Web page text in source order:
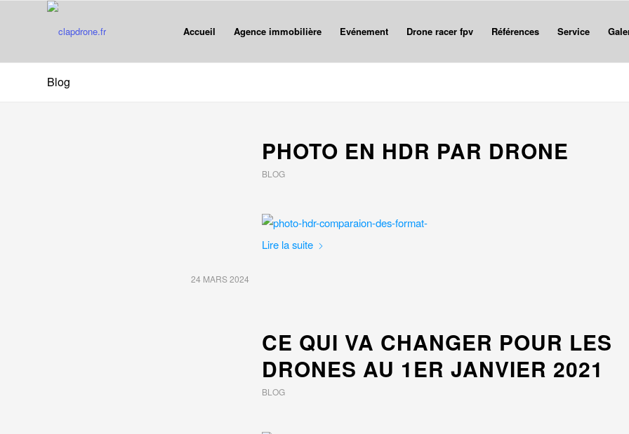
Accueil Agence immobilière Evénement Drone racer fpv Références Service
Blog
PHOTO EN HDR PAR DRONE
BLOG
Lire la suite
24 MARS 2024
CE QUI VA CHANGER POUR LES
DRONES AU 1ER JANVIER 2021
BLOG